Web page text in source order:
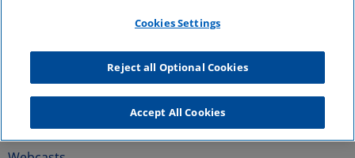
Cookies Settings
Reject all Optional Cookies
Accept All Cookies